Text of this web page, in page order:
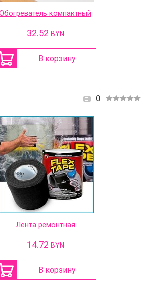
Обогреватель компактный
32.52 BYN
В корзину
0
Лента ремонтная
14.72 BYN
В корзину